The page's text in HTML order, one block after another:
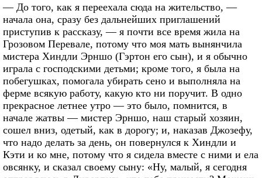
— До того, как я переехала сюда на жительство, —
начала она, сразу без дальнейших приглашений
приступив к рассказу, — я почти все время жила на
Грозовом Перевале, потому что моя мать вынянчила
мистера Хиндли Эрншо (Гэртон его сын), и я обычно
играла с господскими детьми; кроме того, я была на
побегушках, помогала убирать сено и выполняла на
ферме всякую работу, какую кто ни поручит. В одно
прекрасное летнее утро — это было, помнится, в
начале жатвы — мистер Эрншо, наш старый хозяин,
сошел вниз, одетый, как в дорогу; и, наказав Джозефу,
что надо делать за день, он повернулся к Хиндли и
Кэти и ко мне, потому что я сидела вместе с ними и ела
овсянку, и сказал своему сыну: «Ну, малый, я сегодня